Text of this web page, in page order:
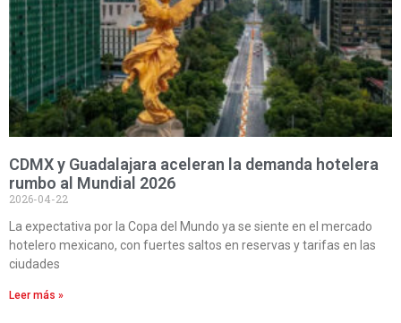
CDMX y Guadalajara aceleran la demanda hotelera
rumbo al Mundial 2026
2026-04-22
La expectativa por la Copa del Mundo ya se siente en el mercado
hotelero mexicano, con fuertes saltos en reservas y tarifas en las
ciudades
Leer más »